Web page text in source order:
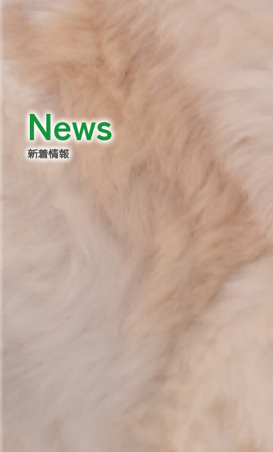
News
新着情報